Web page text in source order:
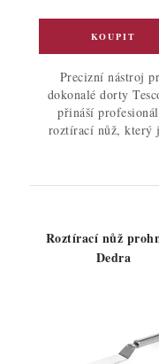
Precizní nástroj
dokonalé dorty
přináší
roztírací nůž, který
Roztírací nůž
Dedra